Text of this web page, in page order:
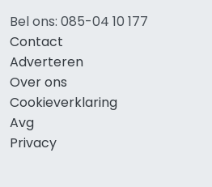
Bel ons: 085-04 10 177
Contact
Adverteren
Over ons
Cookieverklaring
Avg
Privacy